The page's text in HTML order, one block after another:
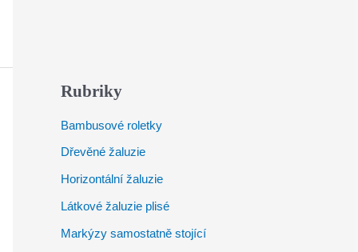
Rubriky
Bambusové roletky
Dřevěné žaluzie
Horizontální žaluzie
Látkové žaluzie plisé
Markýzy samostatně stojící